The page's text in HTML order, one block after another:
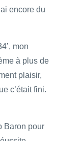
encore du
mon
à plus de
plaisir,
c’était fini.
Baron pour